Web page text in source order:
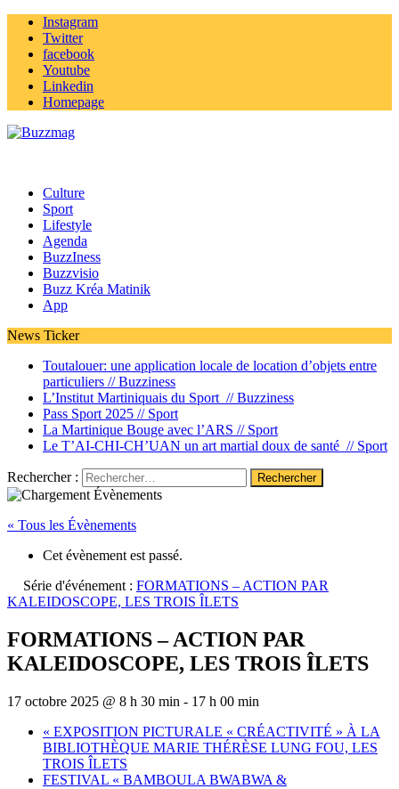
Instagram
Twitter
facebook
Youtube
Linkedin
Homepage
Culture
Sport
Lifestyle
Agenda
BuzzIness
Buzzvisio
Buzz Kréa Matinik
App
News Ticker
Toutalouer: une application locale de location d’objets entre
particuliers //Buzziness
L’Institut Martiniquais du Sport //Buzziness
Pass Sport 2025 // Sport
La Martinique Bouge avec l’ARS // Sport
Le T’AI-CHI-CH’UAN un art martial doux de santé // Sport
Rechercher :
« Tous les Évènements
Cet évènement est passé.
Série d'événement : FORMATIONS – ACTION PAR
KALEIDOSCOPE, LES TROIS ÎLETS
FORMATIONS – ACTION PAR
KALEIDOSCOPE, LES TROIS ÎLETS
17 octobre 2025 @ 8 h 30 min - 17 h 00 min
« EXPOSITION PICTURALE « CRÉACTIVITÉ » À LA
BIBLIOTHÈQUE MARIE THÉRÈSE LUNG FOU, LES
TROIS ÎLETS
FESTIVAL « BAMBOULA BWABWA &